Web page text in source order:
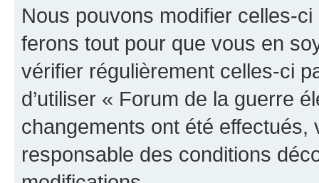
Nous pouvons modifier celles-
ferons tout pour que vous en
vérifier régulièrement celles-ci
d’utiliser « Forum de la guerre
changements ont été effectués,
responsable des conditions